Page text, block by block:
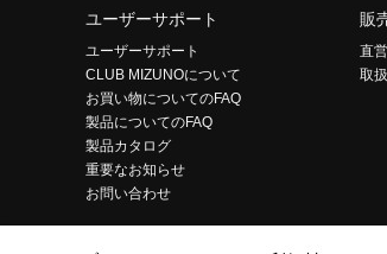
ユーザーサポート
ユーザーサポート
CLUB MIZUNOについて
お買い物についてのFAQ
製品についてのFAQ
製品カタログ
重要なお知らせ
お問い合わせ
販
直
取